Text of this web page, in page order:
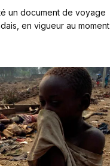
un document de voyage
en vigueur au moment